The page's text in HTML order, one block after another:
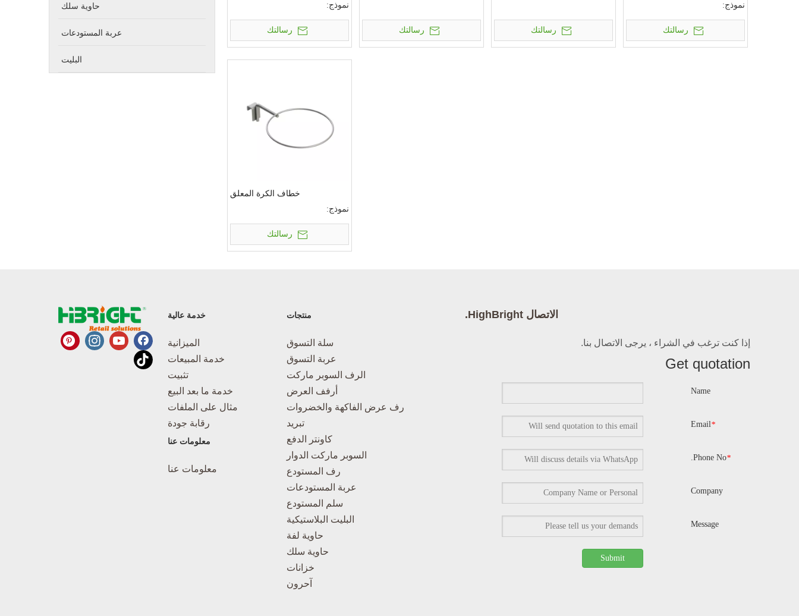
حاوية سلك
عربة المستودعات
البليت
نموذج:
رسالتك رسالتك رسالتك
نموذج:
رسالتك
خطاف الكرة المعلق
نموذج:
رسالتك
خدمة عالية
الميزانية
خدمة المبيعات
تثبيت
خدمة ما بعد البيع
مثال على الملفات
رقابة جودة
معلومات عنا
معلومات عنا
منتجات
سلة التسوق
عربة التسوق
الرف السوبر ماركت
أرفف العرض
رف عرض الفاكهة والخضروات
تبريد
كاونتر الدفع
السوبر ماركت الدوار
رف المستودع
عربة المستودعات
سلم المستودع
البليت البلاستيكية
حاوية لفة
حاوية سلك
خزانات
آحرون
الاتصال HighBright.
إذا كنت ترغب في الشراء ، يرجى الاتصال بنا.
Get quotation
Name
*
Email
*
Phone No.
Company
Message
Submit